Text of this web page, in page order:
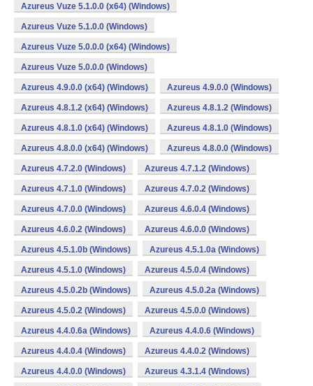
Azureus Vuze 5.1.0.0 (x64) (Windows)
Azureus Vuze 5.1.0.0 (Windows)
Azureus Vuze 5.0.0.0 (x64) (Windows)
Azureus Vuze 5.0.0.0 (Windows)
Azureus 4.9.0.0 (x64) (Windows) Azureus 4.9.0.0 (Windows)
Azureus 4.8.1.2 (x64) (Windows) Azureus 4.8.1.2 (Windows)
Azureus 4.8.1.0 (x64) (Windows) Azureus 4.8.1.0 (Windows)
Azureus 4.8.0.0 (x64) (Windows) Azureus 4.8.0.0 (Windows)
Azureus 4.7.2.0 (Windows) Azureus 4.7.1.2 (Windows)
Azureus 4.7.1.0 (Windows) Azureus 4.7.0.2 (Windows)
Azureus 4.7.0.0 (Windows) Azureus 4.6.0.4 (Windows)
Azureus 4.6.0.2 (Windows) Azureus 4.6.0.0 (Windows)
Azureus 4.5.1.0b (Windows) Azureus 4.5.1.0a (Windows)
Azureus 4.5.1.0 (Windows) Azureus 4.5.0.4 (Windows)
Azureus 4.5.0.2b (Windows) Azureus 4.5.0.2a (Windows)
Azureus 4.5.0.2 (Windows) Azureus 4.5.0.0 (Windows)
Azureus 4.4.0.6a (Windows) Azureus 4.4.0.6 (Windows)
Azureus 4.4.0.4 (Windows) Azureus 4.4.0.2 (Windows)
Azureus 4.4.0.0 (Windows) Azureus 4.3.1.4 (Windows)